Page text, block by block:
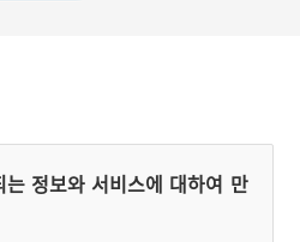
정보와 서비스에 대하여 만